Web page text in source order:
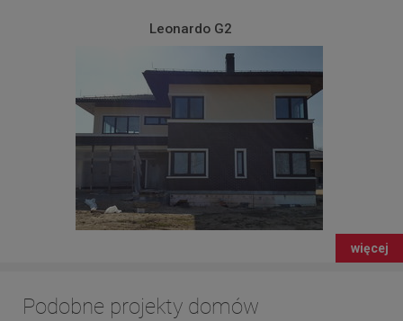
Leonardo G2
więcej
Podobne projekty domów